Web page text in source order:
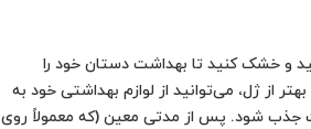
و خشک کنید تا بهداشت دستان خود را
از ژل، می‌توانید از لوازم بهداشتی خود به
جذب شود. پس از مدتی معین (که معمولاً روی